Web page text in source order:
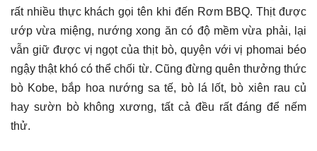
rất nhiều thực khách gọi tên khi đến Rơm BBQ. Thịt được
ướp vừa miệng, nướng xong ăn có độ mềm vừa phải, lại
vẫn giữ được vị ngọt của thịt bò, quyện với vị phomai béo
ngậy thật khó có thể chối từ. Cũng đừng quên thưởng thức
bò Kobe, bắp hoa nướng sa tế, bò lá lốt, bò xiên rau củ
hay sườn bò không xương, tất cả đều rất đáng để nếm
thử.